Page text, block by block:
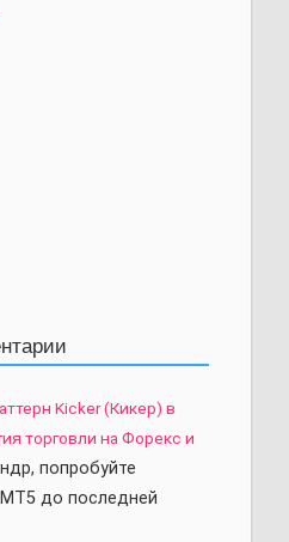
Kicker (Кикер) в
торговли на Форекс и
попробуйте
до последней